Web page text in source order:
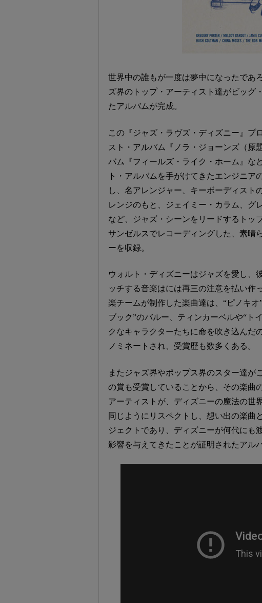
世界中の誰もが一度は夢中になったであ
ズ界のトップ・アーティスト達がビッグ
たアルバムが完成。
この『ジャズ・ラヴズ・ディズニー』プ
スト・アルバム『ノラ・ジョーンズ（原
バム『フィールズ・ライク・ホーム』な
ト・アルバムを手がけてきたエンジニア
し、名アレンジャー、キーボーディスト
レンジのもと、ジェイミー・カラム、グ
など、ジャズ・シーンをリードするトッ
サンゼルスでレコーディングした、素晴
ーを収録。
ウォルト・ディズニーはジャズを愛し、
ッチする音楽はには再三の注意を払い作
楽チームが制作した楽曲達は、“ピノキ
ブック”のバルー、ティンカーベルや“ト
クなキャラクターたちに命を吹き込んだ
ノミネートされ、受賞歴も数多くある。
またジャズ界やポップス界のスター達が
の賞も受賞していることから、その楽曲
アーティストが、ディズニーの魔法の世
同じようにリスペクトし、想い出の楽曲
ジェクトであり、ディズニーが何代にも
影響を与えてきたことが証明されたアル